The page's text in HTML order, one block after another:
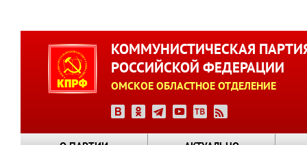
КОММУНИСТИЧЕСКАЯ
РОССИЙСКОЙ ФЕДЕРАЦИИ
ОМСКОЕ ОБЛАСТНОЕ ОТДЕЛЕНИЕ